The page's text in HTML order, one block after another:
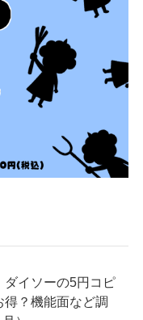
ダイソーの5円コピ
？機能面など調